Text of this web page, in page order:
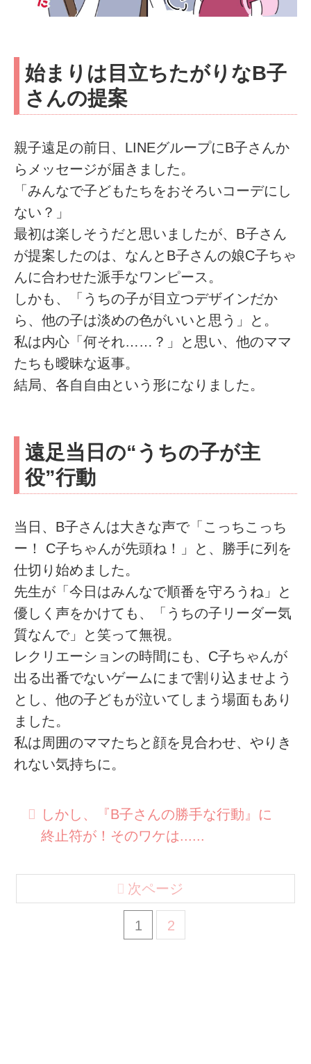
始まりは目立ちたがりなB子
さんの提案
親子遠足の前日、LINEグループにB子さんか
らメッセージが届きました。
「みんなで子どもたちをおそろいコーデにし
ない？」
最初は楽しそうだと思いましたが、B子さん
が提案したのは、なんとB子さんの娘C子ちゃ
んに合わせた派手なワンピース。
しかも、「うちの子が目立つデザインだか
ら、他の子は淡めの色がいいと思う」と。
私は内心「何それ……？」と思い、他のママ
たちも曖昧な返事。
結局、各自自由という形になりました。
遠足当日の“うちの子が主
役”行動
当日、B子さんは大きな声で「こっちこっち
ー！ C子ちゃんが先頭ね！」と、勝手に列を
仕切り始めました。
先生が「今日はみんなで順番を守ろうね」と
優しく声をかけても、「うちの子リーダー気
質なんで」と笑って無視。
レクリエーションの時間にも、C子ちゃんが
出る出番でないゲームにまで割り込ませよう
とし、他の子どもが泣いてしまう場面もあり
ました。
私は周囲のママたちと顔を見合わせ、やりき
れない気持ちに。
しかし、『B子さんの勝手な行動』に
終止符が！そのワケは......
1 2
次ページ